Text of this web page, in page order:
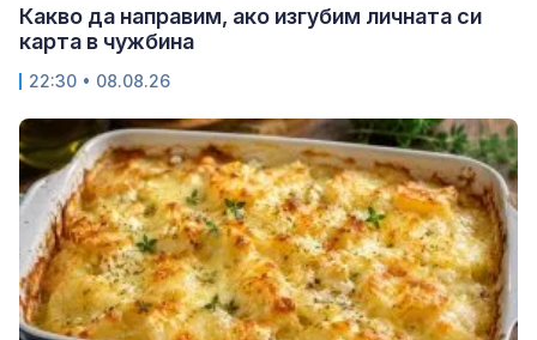
Какво да направим, ако изгубим личната си
карта в чужбина
22:30 • 08.08.26